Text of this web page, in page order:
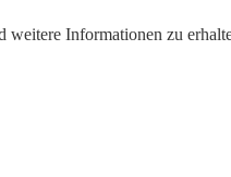
weitere Informationen zu